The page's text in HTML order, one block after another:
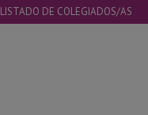
LISTADO DE COLEGIADOS/AS